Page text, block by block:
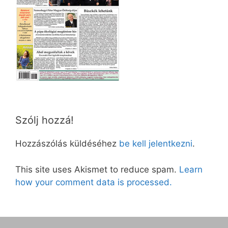
Szólj hozzá!
Hozzászólás küldéséhez be kell jelentkezni.
This site uses Akismet to reduce spam. Learn
how your comment data is processed.